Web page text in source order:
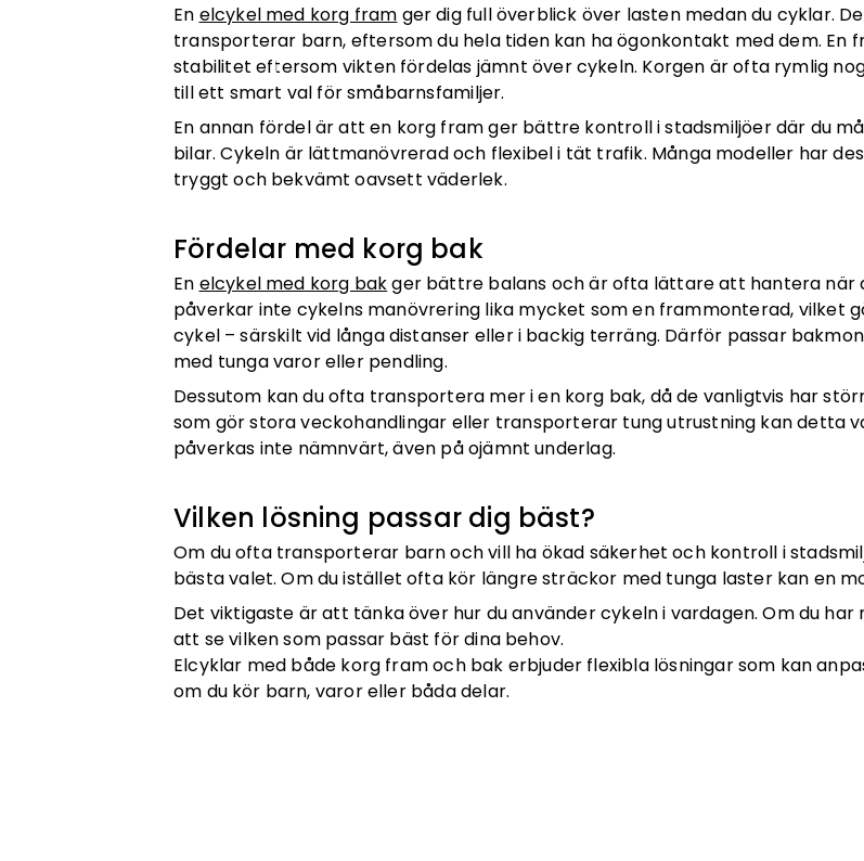
En elcykel med korg fram ger dig full överblick över lasten medan du cyklar.
transporterar barn, eftersom du hela tiden kan ha ögonkontakt med dem. En
stabilitet eftersom vikten fördelas jämnt över cykeln. Korgen är ofta rymlig
till ett smart val för småbarnsfamiljer.
En annan fördel är att en korg fram ger bättre kontroll i stadsmiljöer där du
bilar. Cykeln är lättmanövrerad och flexibel i tät trafik. Många modeller har
tryggt och bekvämt oavsett väderlek.
Fördelar med korg bak
En elcykel med korg bakger bättre balans och är ofta lättare att hantera när
påverkar inte cykelns manövrering lika mycket som en frammonterad, vilket
cykel – särskilt vid långa distanser eller i backig terräng. Därför passar
med tunga varor eller pendling.
Dessutom kan du ofta transportera mer i en korg bak, då de vanligtvis har
som gör stora veckohandlingar eller transporterar tung utrustning kan detta
påverkas inte nämnvärt, även på ojämnt underlag.
Vilken lösning passar dig bäst?
Om du ofta transporterar barn och vill ha ökad säkerhet och kontroll i
bästa valet. Om du istället ofta kör längre sträckor med tunga laster kan en
Det viktigaste är att tänka över hur du använder cykeln i vardagen. Om du
att se vilken som passar bäst för dina behov.
Elcyklar med både korg fram och bak erbjuder flexibla lösningar som kan
om du kör barn, varor eller båda delar.